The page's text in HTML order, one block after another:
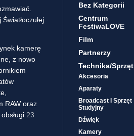
kamerę
z nowo
RAW oraz
23
Bez Kategorii
Centrum
FestiwaLOVE
Film
Partnerzy
Technika/sprzęt
Akcesoria
Aparaty
Broadcast I Sprzęt
Studyjny
Dźwięk
Kamery